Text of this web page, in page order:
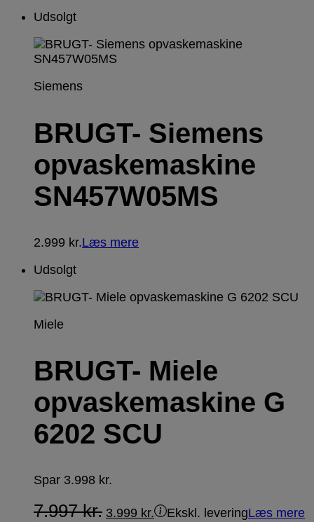
Udsolgt
Siemens
BRUGT- Siemens
opvaskemaskine
SN457W05MS
2.999 kr.Læs mere
Udsolgt
Miele
BRUGT- Miele
opvaskemaskine G
6202 SCU
Spar 3.998 kr.
7.997kr. 3.999 kr. Ekskl. leveringLæs mere